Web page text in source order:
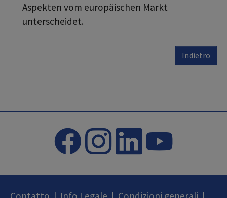
Aspekten vom europäischen Markt
unterscheidet.
Indietro